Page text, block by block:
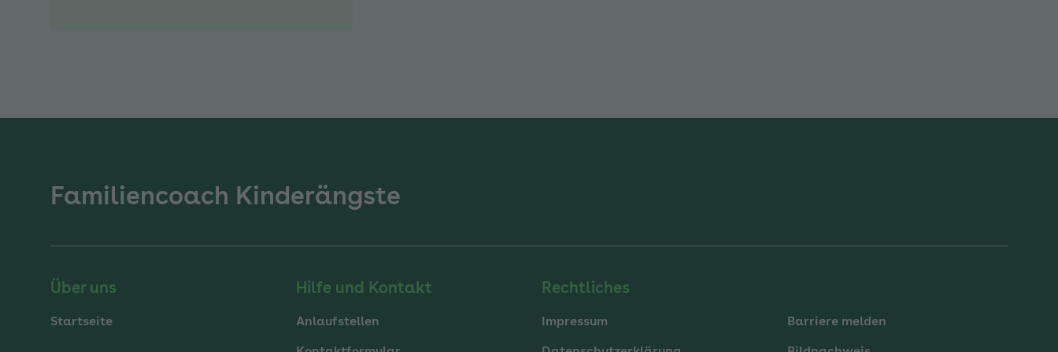
Familiencoach Kinderängste
Über uns
Startseite
Hilfe und Kontakt
Anlaufstellen
Rechtliches
Impressum Barriere melden